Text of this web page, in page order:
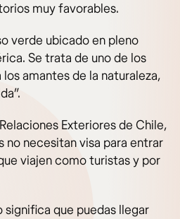
muy favorables.
verde ubicado en pleno
Se trata de uno de los
amantes de la naturaleza,
Exteriores de Chile,
no necesitan visa para entrar
viajen como turistas y por
significa que puedas llegar